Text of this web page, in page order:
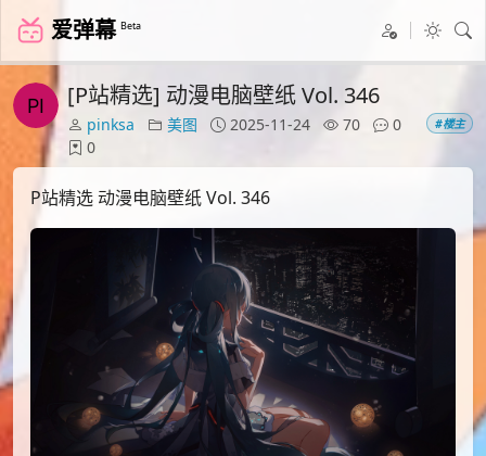
爱弹幕 Beta
[P站精选] 动漫电脑壁纸 Vol. 346
pinksa 美图 2025-11-24 70
0
0
#楼主
P站精选 动漫电脑壁纸 Vol. 346